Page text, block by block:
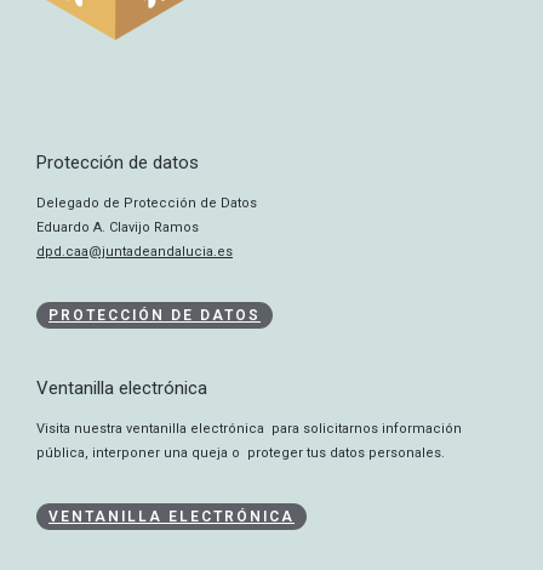
Protección de datos
Delegado de Protección de Datos
Eduardo A. Clavijo Ramos
dpd.caa@juntadeandalucia.es
PROTECCIÓN DE DATOS
Ventanilla electrónica
Visita nuestra ventanilla electrónica para solicitarnos información
pública, interponer una queja o proteger tus datos personales.
VENTANILLA ELECTRÓNICA